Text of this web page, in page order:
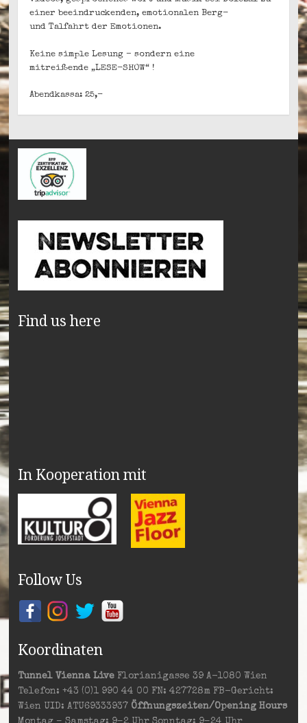
einer beeindruckenden, emotionalen Berg-
und Talfahrt der Emotionen.
Keine simple Lesung – sondern eine
mitreißende „LESE-SHOW“ !
Abendkassa: 25,-
Find us here
In Kooperation mit
Follow Us
Koordinaten
Tunnel Vienna LiveFlorianigasse 39 A-1080 Wien
Telefon: +43 (0)1 990 44 00 FN: 427728m FB-Gericht:
Wien UID: ATU69333937 Öffnungszeiten/Opening Hours